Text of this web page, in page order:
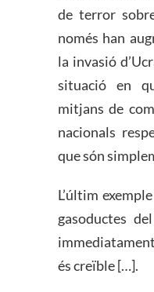
de terror
només han
la invasió
situació en
mitjans de
nacionals
que són
L’últim
gasoductes
és creïble […].